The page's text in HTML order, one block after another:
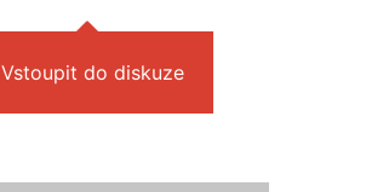
Vstoupit do diskuze